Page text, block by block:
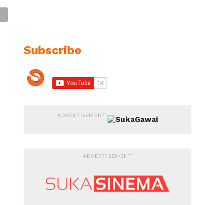
Subscribe
ADVERTISEMENT
ADVERTISEMENT